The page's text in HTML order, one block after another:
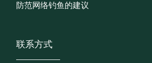
防范网络钓鱼的建议
联系方式